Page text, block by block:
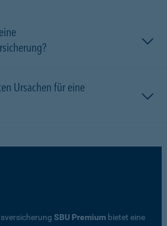
Ursachen für eine
SBU Premium bietet eine